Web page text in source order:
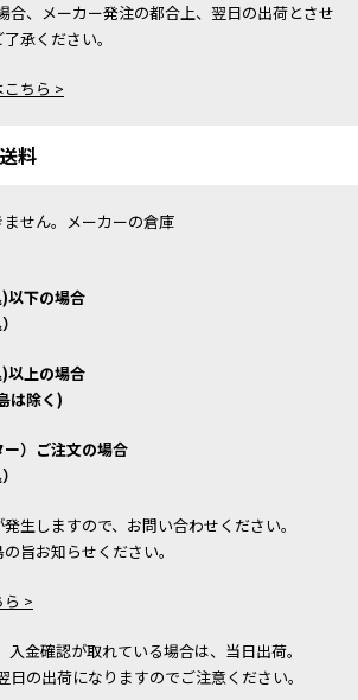
合、メーカー発注の都合上、翌日の出荷とさせ
承ください。
ちら >
料
せん。メーカーの倉庫
以下の場合
以上の場合
は除く)
）ご注文の場合
生しますので、お問い合わせください。
旨お知らせください。
>
入金確認が取れている場合は、当日出荷。
日の出荷になりますのでご注意ください。